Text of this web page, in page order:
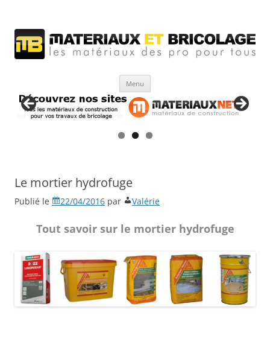
Menu
Le mortier hydrofuge
Publié le 22/04/2016 par Valérie
Tout savoir sur le mortier hydrofuge